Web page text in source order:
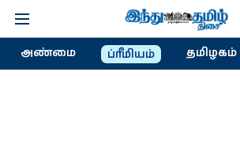
அண்மை ப்ரீமியம் தமிழகம்